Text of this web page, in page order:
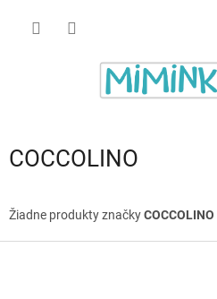
COCCOLINO
Žiadne produkty značkyCOCCOLINO